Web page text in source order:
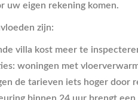
uw eigen rekening komen.
zijn:
villa kost meer te
woningen met
de tarieven iets hoger